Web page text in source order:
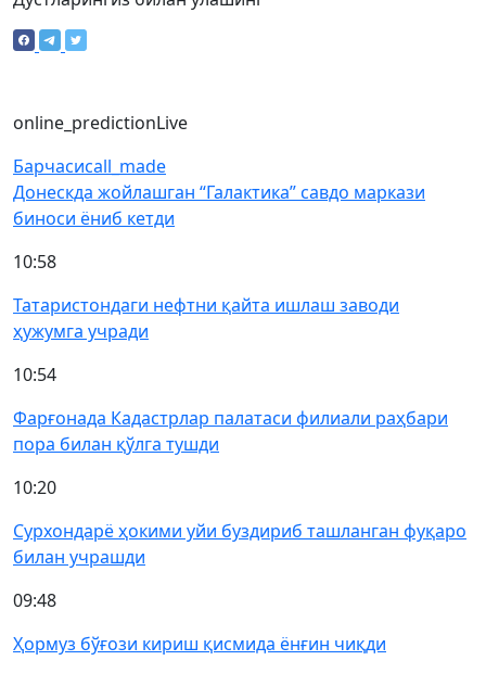
online_predictionLive
Барчасиcall_made
Донескда жойлашган “Галактика” савдо маркази
биноси ёниб кетди
10:58
Татаристондаги нефтни қайта ишлаш заводи
ҳужумга учради
10:54
Фарғонада Кадастрлар палатаси филиали раҳбари
пора билан қўлга тушди
10:20
Сурхондарё ҳокими уйи буздириб ташланган фуқаро
билан учрашди
09:48
Ҳормуз бўғози кириш қисмида ёнғин чиқди